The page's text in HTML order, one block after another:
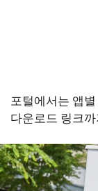
포털에서는 앱
다운로드 링크